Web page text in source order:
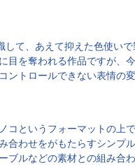
て、あえて抑えた色使い
目を奪われる作品ですが
ントロールできない表情の
コというフォーマットの
合わせをがもたらすシンプ
ブルなどの素材との組み合